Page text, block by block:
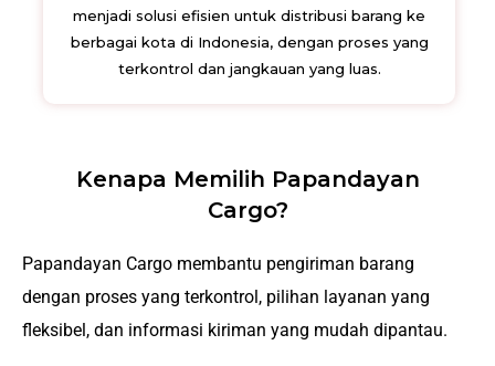
menjadi solusi efisien untuk distribusi barang ke
berbagai kota di Indonesia, dengan proses yang
terkontrol dan jangkauan yang luas.
Kenapa Memilih Papandayan
Cargo?
Papandayan Cargo membantu pengiriman barang
dengan proses yang terkontrol, pilihan layanan yang
fleksibel, dan informasi kiriman yang mudah dipantau.